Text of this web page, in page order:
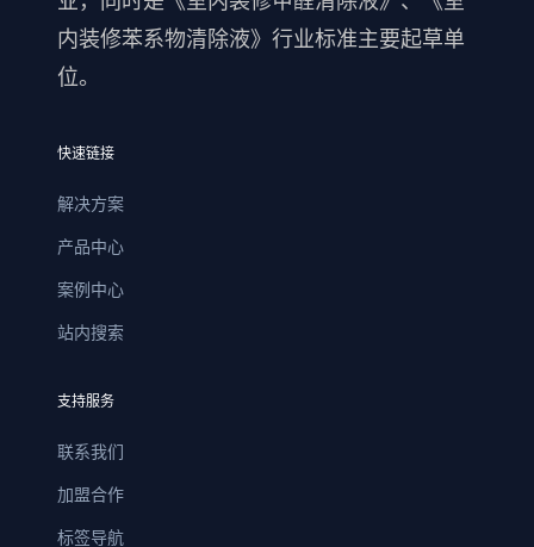
内装修苯系物清除液》行业标准主要起草单
位。
快速链接
解决方案
产品中心
案例中心
站内搜索
支持服务
联系我们
加盟合作
标签导航